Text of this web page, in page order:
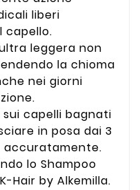
liberi
leggera non
la chioma
nei giorni
capelli bagnati
in posa dai 3
accuratamente.
lo Shampoo
Hair by Alkemilla.